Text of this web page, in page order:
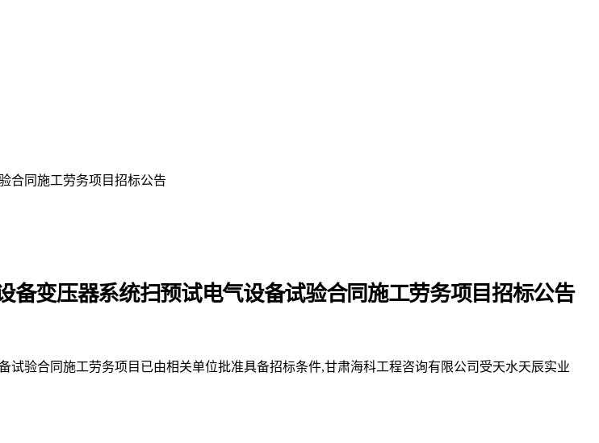
合同施工劳务项目招标公告
变压器系统扫预试电气设备试验合同施工劳务项目招标公告
试验合同施工劳务项目 已由相关单位批准具备招标条件,甘肃海科工程咨询有限公司受天水天辰实业